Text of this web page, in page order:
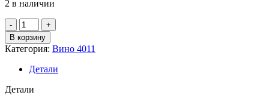
2 в наличии
Количество
товара
Вино
кр.сух.
"САПЕРАВИ
ФАНАГОРИИ.
НОМЕРНОЙ
В корзину
Категория: Вино 4011
Детали
Детали